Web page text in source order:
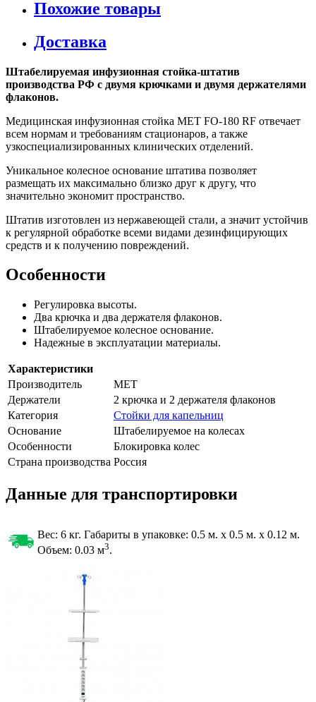
Похожие товары
Доставка
Штабелируемая инфузионная стойка-штатив
производства РФ с двумя крючками и двумя держателями
флаконов.
Медицинская инфузионная стойка МЕТ FO-180 RF отвечает
всем нормам и требованиям стационаров, а также
узкоспециализированных клинических отделений.
Уникальное колесное основание штатива позволяет
размещать их максимально близко друг к другу, что
значительно экономит пространство.
Штатив изготовлен из нержавеющей стали, а значит устойчив
к регулярной обработке всеми видами дезинфицирующих
средств и к получению повреждений.
Особенности
Регулировка высоты.
Два крючка и два держателя флаконов.
Штабелируемое колесное основание.
Надежные в эксплуатации материалы.
Характеристики
Производитель
МЕТ
Держатели
2 крючка и 2 держателя флаконов
Категория
Стойки для капельниц
Основание
Штабелируемое на колесах
Особенности
Блокировка колес
Страна производства Россия
Данные для транспортировки
Вес: 6 кг. Габариты в упаковке: 0.5 м. x 0.5 м. x 0.12 м.
Объем: 0.03 м3.